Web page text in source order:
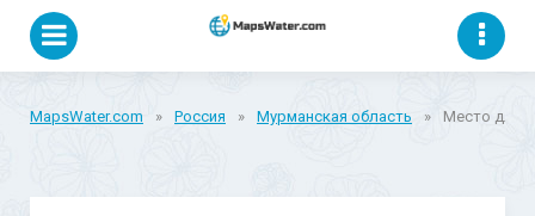
MapsWater.com » Россия » Мурманская область » Место для